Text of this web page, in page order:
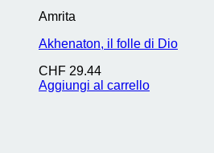
Amrita
Akhenaton, il folle di Dio
CHF 29.44
Aggiungi al carrello